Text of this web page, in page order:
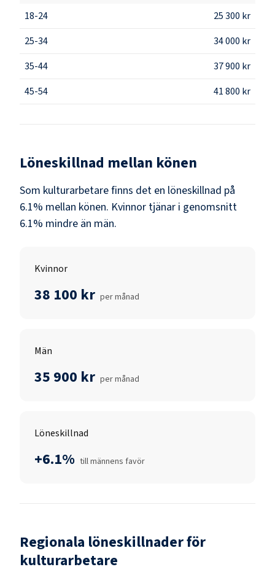
18-24
25 300 kr
25-34
34 000 kr
35-44
37 900 kr
45-54
41 800 kr
Löneskillnad mellan könen
Som kulturarbetarefinns det en löneskillnad på
6.1% mellan könen. Kvinnor tjänar i genomsnitt
6.1% mindre än män.
Kvinnor
38 100 kr per månad
Män
35 900 kr per månad
Löneskillnad
+6.1% till männens favör
Regionala löneskillnader för
kulturarbetare